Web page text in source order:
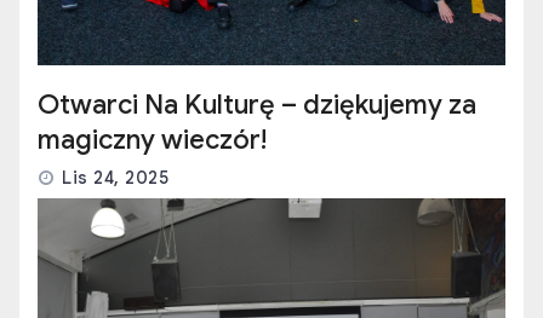
Otwarci Na Kulturę – dziękujemy za
magiczny wieczór!
Lis 24, 2025